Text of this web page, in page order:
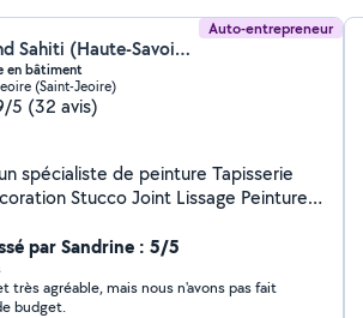
Auto-entrepreneur
Fatlind Sahiti (Haute-Savoie Decor)
en bâtiment
(Saint-Jeoire)
5 (32 avis)
Etc Disponible rapidement . Tarifs et travail très correct
par Sandrine : 5/5
mais nous n'avons pas fait
budget.